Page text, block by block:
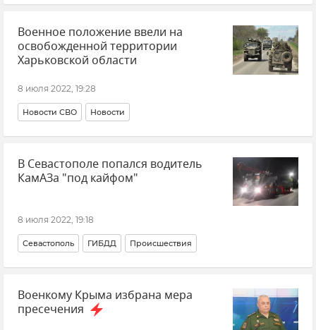
Аномальные ливни и режим ЧС в Крыму в июне 2022 года
Общество
Военное положение ввели на
освобожденной территории
Харьковской области
8 июля 2022, 19:28
Новости СВО Новости
В Севастополе попался водитель
КамАЗа "под кайфом"
8 июля 2022, 19:18
Севастополь ГИБДД Происшествия
Военкому Крыма избрана мера
пресечения